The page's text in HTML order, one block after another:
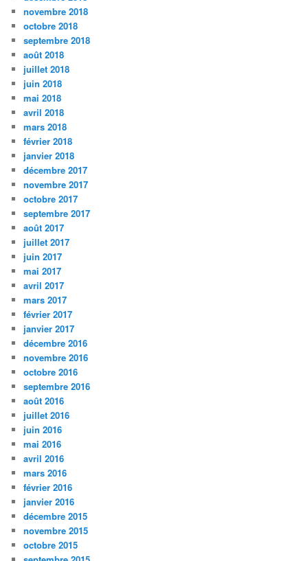
novembre 2018
octobre 2018
septembre 2018
août 2018
juillet 2018
juin 2018
mai 2018
avril 2018
mars 2018
février 2018
janvier 2018
décembre 2017
novembre 2017
octobre 2017
septembre 2017
août 2017
juillet 2017
juin 2017
mai 2017
avril 2017
mars 2017
février 2017
janvier 2017
décembre 2016
novembre 2016
octobre 2016
septembre 2016
août 2016
juillet 2016
juin 2016
mai 2016
avril 2016
mars 2016
février 2016
janvier 2016
décembre 2015
novembre 2015
octobre 2015